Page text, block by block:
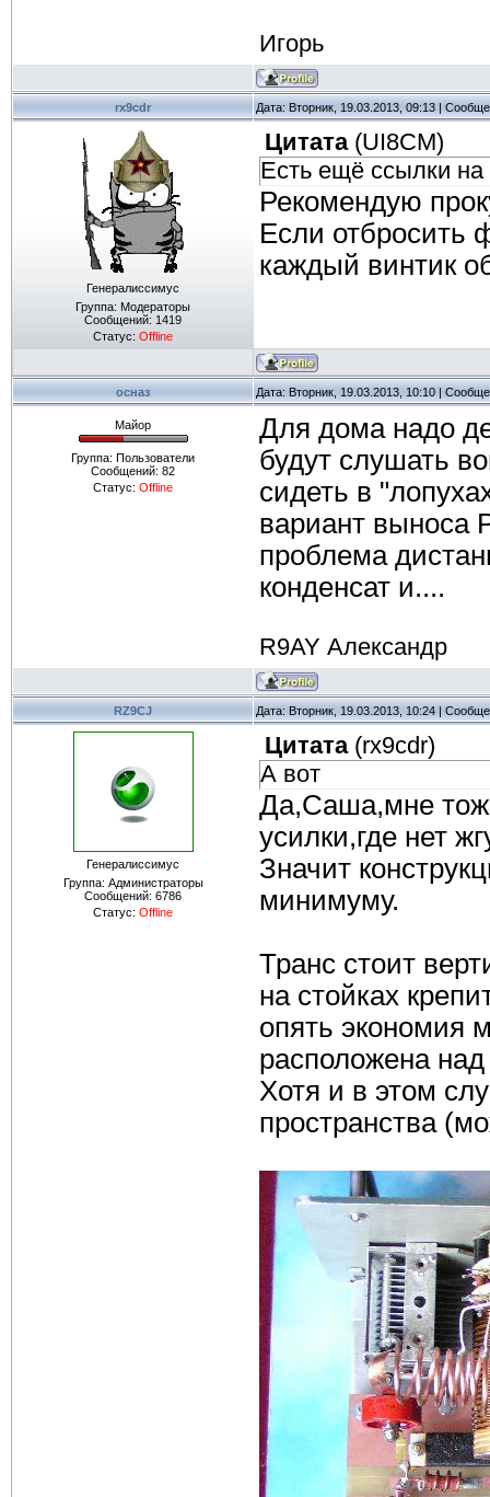
Игорь
rx9cdr Дата: Вторник, 19.03.2013, 09:13 |
Генералиссимус
Группа: Модераторы
Сообщений: 1419
Статус: Offline
Цитата(UI8CM)
Есть ещё ссылки
Рекомендую
Если отбросить
каждый винтик
осназ Дата: Вторник, 19.03.2013, 10:10 |
Майор
Группа: Пользователи
Сообщений: 82
Статус: Offline
Для дома надо
будут слушать
сидеть в
вариант выноса
проблема
конденсат и....
R9AY Александр
RZ9CJ Дата: Вторник, 19.03.2013, 10:24 |
Генералиссимус
Группа: Администраторы
Сообщений: 6786
Статус: Offline
Цитата(rx9cdr)
А вот
Да,Саша,мне
усилки,где нет
Значит
минимуму.
Транс стоит
на стойках
опять экономия
расположена
Хотя и в этом
пространства